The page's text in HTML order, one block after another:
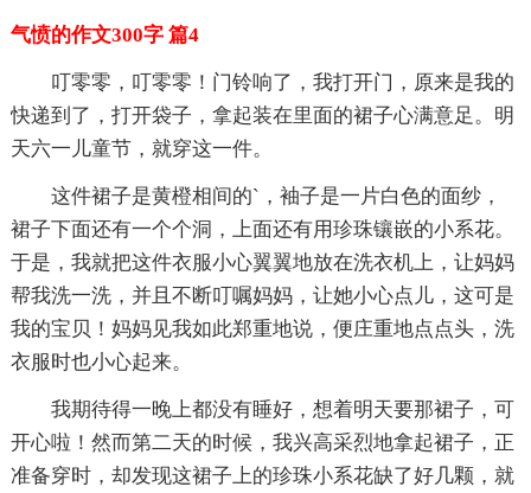
气愤的作文300字 篇4
叮零零，叮零零！门铃响了，我打开门，原来是我的
快递到了，打开袋子，拿起装在里面的裙子心满意足。明
天六一儿童节，就穿这一件。
这件裙子是黄橙相间的`，袖子是一片白色的面纱，
裙子下面还有一个个洞，上面还有用珍珠镶嵌的小系花。
于是，我就把这件衣服小心翼翼地放在洗衣机上，让妈妈
帮我洗一洗，并且不断叮嘱妈妈，让她小心点儿，这可是
我的宝贝！妈妈见我如此郑重地说，便庄重地点点头，洗
衣服时也小心起来。
我期待得一晚上都没有睡好，想着明天要那裙子，可
开心啦！然而第二天的时候，我兴高采烈地拿起裙子，正
准备穿时，却发现这裙子上的珍珠小系花缺了好几颗，就